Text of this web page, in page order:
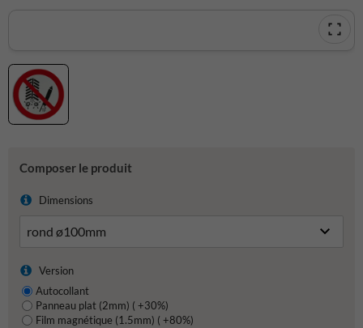
Composer le produit
Dimensions
Version
Autocollant
Panneau plat (2mm) ( +30%)
Film magnétique (1.5mm) ( +80%)